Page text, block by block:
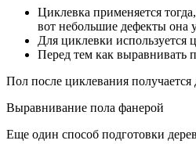
Циклевка применяется
вот небольшие дефекты она
Для циклевки используется
Перед тем как выравнивать
Пол после циклевания
Выравнивание пола фанерой
Еще один способ подготовки